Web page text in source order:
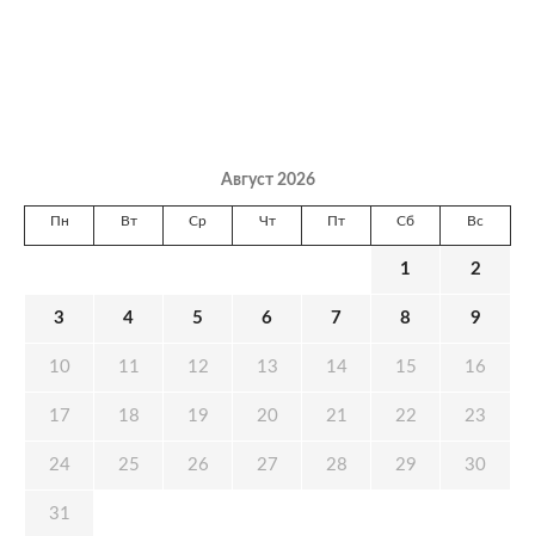
Август 2026
Пн Вт Ср Чт Пт Сб Вс
1 2
3 4 5 6 7 8 9
10 11 12 13 14 15 16
17 18 19 20 21 22 23
24 25 26 27 28 29 30
31